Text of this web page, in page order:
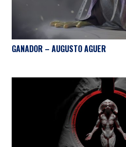
GANADOR – AUGUSTO AGUER